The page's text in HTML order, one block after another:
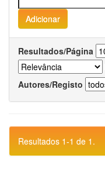
Resultados/Página
Autores/Registo
Resultados 1-1 de 1.